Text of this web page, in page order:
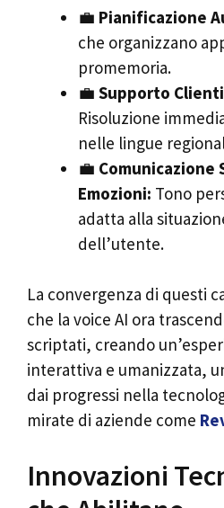
💼 Pianificazione
che organizzano
promemoria.
💼 Supporto
Risoluzione
nelle lingue
💼 Comunicazione
Emozioni: Tono
adatta alla
dell’utente.
La convergenza di questi
che la voice AI ora
scriptati, creando
interattiva e umanizzata,
dai progressi nella
mirate di aziende come
Innovazioni